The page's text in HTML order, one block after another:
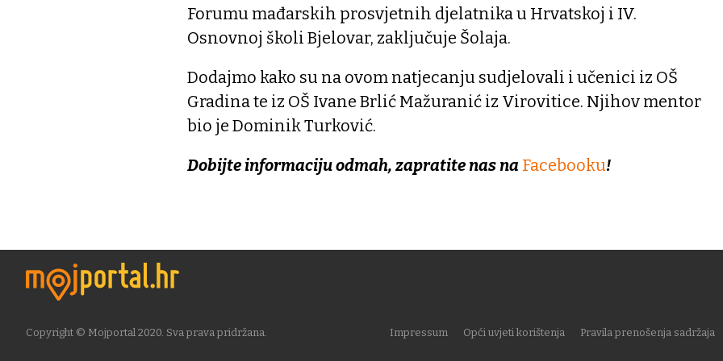
Forumu mađarskih prosvjetnih djelatnika u Hrvatskoj i IV.
Osnovnoj školi Bjelovar, zaključuje Šolaja.
Dodajmo kako su na ovom natjecanju sudjelovali i učenici iz OŠ
Gradina te iz OŠ Ivane Brlić Mažuranić iz Virovitice. Njihov mentor
bio je Dominik Turković.
Dobijte informaciju odmah, zapratite nas na Facebooku!
Copyright © Mojportal 2020. Sva prava pridržana. Impressum Opći uvjeti korištenja Pravila prenošenja sadržaja